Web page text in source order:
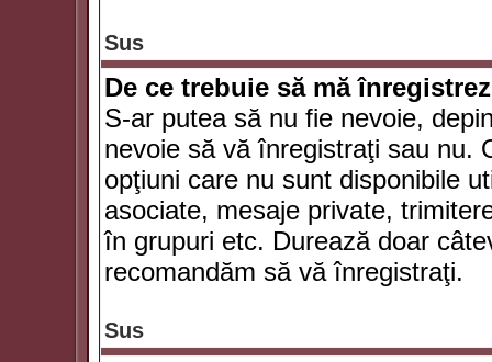
Sus
De ce trebuie să mă
S-ar putea să nu fie nevoie,
nevoie să vă înregistraţi sau nu.
opţiuni care nu sunt disponibile
asociate, mesaje private,
în grupuri etc. Durează doar
recomandăm să vă înregistraţi.
Sus